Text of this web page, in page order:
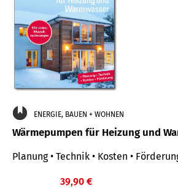
ENERGIE, BAUEN + WOHNEN
Wärmepumpen für Heizung und
Planung • Technik • Kosten •
39,90 €